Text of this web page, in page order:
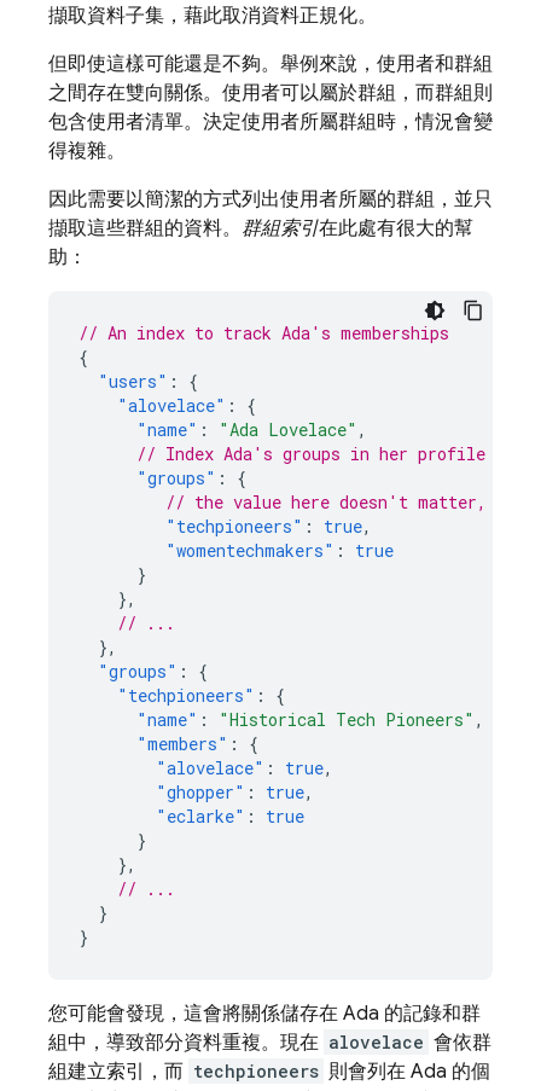
擷取資料子集，藉此取消資料正規化。
但即使這樣可能還是不夠。舉例來說，使用者和群組
之間存在雙向關係。使用者可以屬於群組，而群組則
包含使用者清單。決定使用者所屬群組時，情況會變
得複雜。
因此需要以簡潔的方式列出使用者所屬的群組，並只
擷取這些群組的資料。 群組索引在此處有很大的幫
助：
// An index to track Ada's memberships
{
"users" :
{
"alovelace" :
{
"name" : "Ada Lovelace" ,
// Index Ada's groups in her profile
"groups" :
{
// the value here doesn't matter,
"techpioneers" : true,
"womentechmakers" :
true
}
},
// ...
},
"groups" :
{
"techpioneers" :
{
"name" : "Historical Tech Pioneers" ,
"members" :
{
"alovelace" : true,
"ghopper" : true,
"eclarke" :
true
}
},
// ...
}
}
您可能會發現，這會將關係儲存在 Ada 的記錄和群
組中，導致部分資料重複。現在 alovelace 會依群
組建立索引，而 techpioneers 則會列在 Ada 的個